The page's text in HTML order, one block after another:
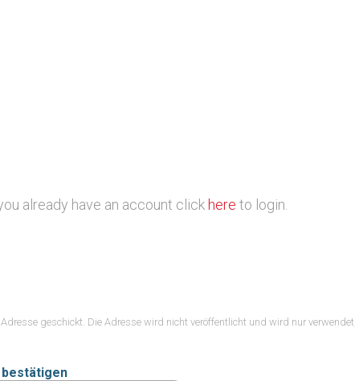
already have an account click here to login.
geschickt. Die Adresse wird nicht veröffentlicht und wird nur